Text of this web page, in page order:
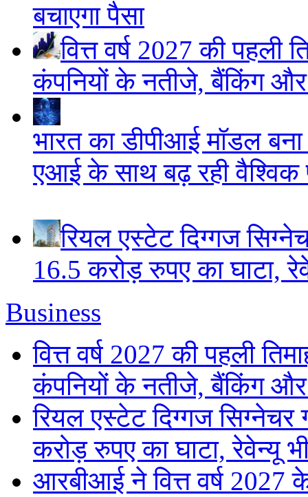
बचाएगा पैसा
वित्त वर्ष 2027 की पहली
कंपनियों के नतीजे, बैंकिंग
भारत का डीपीआई मॉडल
एआई के साथ बढ़ रही वैश्विक
रियल एस्टेट दिग्गज
16.5 करोड़ रुपए का घाटा,
Business
वित्त वर्ष 2027 की पहली
कंपनियों के नतीजे, बैंकिंग
रियल एस्टेट दिग्गज सिग्नेचर
करोड़ रुपए का घाटा, रेवेन्यू
आरबीआई ने वित्त वर्ष 2027